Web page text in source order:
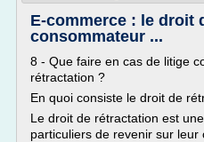
E-commerce : le droit
consommateur ...
8 - Que faire en cas de litige
rétractation ?
En quoi consiste le droit de
Le droit de rétractation est
particuliers de revenir sur